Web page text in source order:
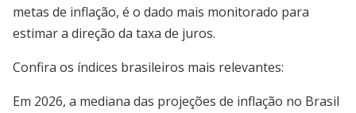
metas de inflação, é o dado mais monitorado para
estimar a direção da taxa de juros.
Confira os índices brasileiros mais relevantes:
Em 2026, a mediana das projeções de inflação no Brasil